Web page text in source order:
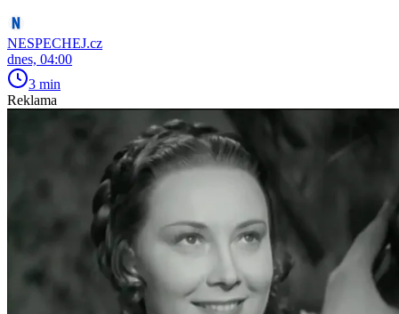
NESPECHEJ.cz
dnes, 04:00
3 min
Reklama